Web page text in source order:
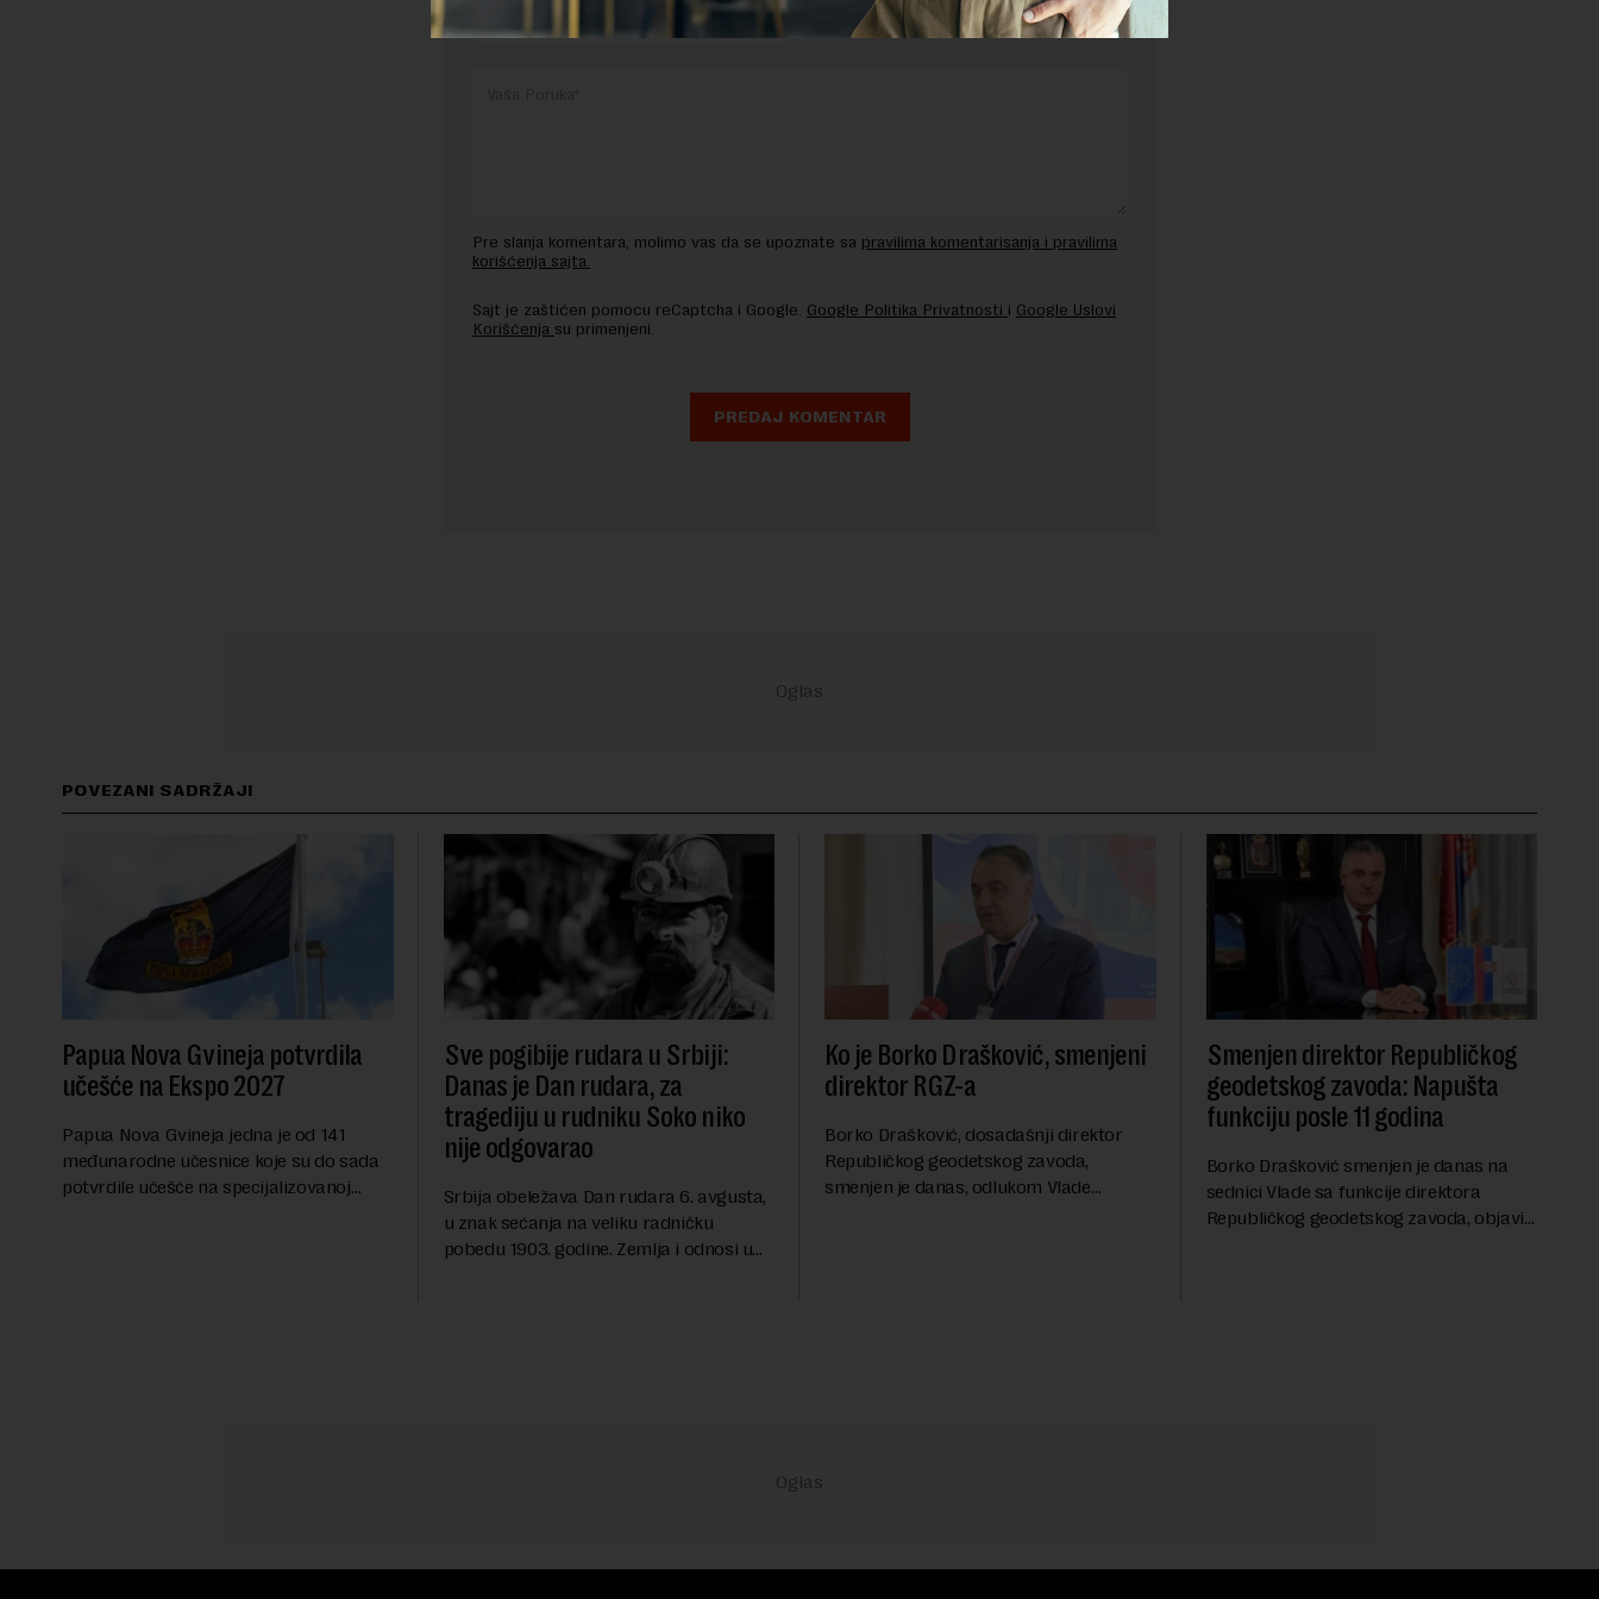
Pre slanja komentara, molimo vas da se upoznate sa pravilima komentarisanja i pravilima
korišćenja sajta.
Sajt je zaštićen pomocu reCaptcha i Google. Google Politika Privatnosti i Google Uslovi
Korišćenja su primenjeni.
POVEZANI SADRŽAJI
Papua Nova Gvineja potvrdila
učešće na Ekspo 2027
Papua Nova Gvineja jedna je od 141
međunarodne učesnice koje su do sada
potvrdile učešće na specijalizovanoj
Sve pogibije rudara u Srbiji:
Danas je Dan rudara, za
tragediju u rudniku Soko niko
nije odgovarao
Srbija obeležava Dan rudara 6. avgusta,
u znak sećanja na veliku radničku
pobedu 1903. godine. Zemlja i odnosi u
Ko je Borko Drašković, smenjeni
direktor RGZ-a
Borko Drašković, dosadašnji direktor
Republičkog geodetskog zavoda,
smenjen je danas, odlukom Vlade
Smenjen direktor Republičkog
geodetskog zavoda: Napušta
funkciju posle 11 godina
Borko Drašković smenjen je danas na
sednici Vlade sa funkcije direktora
Republičkog geodetskog zavoda, objavio